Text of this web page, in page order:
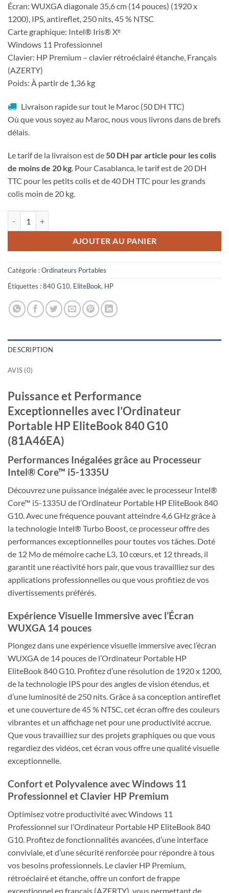
Écran: WUXGA diagonale 35,6 cm (14 pouces) (1920 x
1200), IPS, antireflet, 250 nits, 45 % NTSC
Carte graphique: Intel® Iris® Xᵉ
Windows 11 Professionnel
Clavier: HP Premium – clavier rétroéclairé étanche, Français
(AZERTY)
Poids: À partir de 1,36 kg
Livraison rapide sur tout le Maroc (50 DH TTC)
Où que vous soyez au Maroc, nous vous livrons dans de brefs
délais.
Le tarif de la livraison est de50 DH par article pour les colis
de moins de 20 kg. Pour Casablanca, le tarif est de 20 DH
TTC pour les petits colis et de 40 DH TTC pour les grands
colis moin de 20 kg.
AJOUTER AU PANIER
Catégorie :Ordinateurs Portables
Étiquettes :840 G10, EliteBook, HP
DESCRIPTION
AVIS (0)
Puissance et Performance
Exceptionnelles avec l’Ordinateur
Portable HP EliteBook 840 G10
(81A46EA)
Performances Inégalées grâce au Processeur
Intel® Core™ i5-1335U
Découvrez une puissance inégalée avec le processeur Intel®
Core™ i5-1335U de l’Ordinateur Portable HP EliteBook 840
G10. Avec une fréquence pouvant atteindre 4,6 GHz grâce à
la technologie Intel® Turbo Boost, ce processeur offre des
performances exceptionnelles pour toutes vos tâches. Doté
de 12 Mo de mémoire cache L3, 10 cœurs, et 12 threads, il
garantit une réactivité hors pair, que vous travailliez sur des
applications professionnelles ou que vous profitiez de vos
divertissements préférés.
Expérience Visuelle Immersive avec l’Écran
WUXGA 14 pouces
Plongez dans une expérience visuelle immersive avec l’écran
WUXGA de 14 pouces de l’Ordinateur Portable HP
EliteBook 840 G10. Profitez d’une résolution de 1920 x 1200,
de la technologie IPS pour des angles de vision étendus, et
d’une luminosité de 250 nits. Grâce à sa conception antireflet
et une couverture de 45 % NTSC, cet écran offre des couleurs
vibrantes et un affichage net pour une productivité accrue.
Que vous travailliez sur des projets graphiques ou que vous
regardiez des vidéos, cet écran vous offre une qualité visuelle
exceptionnelle.
Confort et Polyvalence avec Windows 11
Professionnel et Clavier HP Premium
Optimisez votre productivité avec Windows 11
Professionnel sur l’Ordinateur Portable HP EliteBook 840
G10. Profitez de fonctionnalités avancées, d’une interface
conviviale, et d’une sécurité renforcée pour répondre à tous
vos besoins professionnels. Le clavier HP Premium,
rétroéclairé et étanche, offre un confort de frappe
exceptionnel en français (AZERTY), vous permettant de